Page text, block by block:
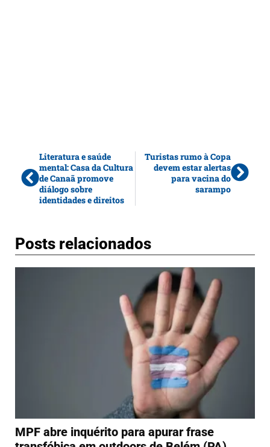
Literatura e saúde
mental: Casa da Cultura
de Canaã promove
diálogo sobre
identidades e direitos
Turistas rumo à Copa
devem estar alertas
para vacina do
sarampo
Posts relacionados
MPF abre inquérito para apurar frase